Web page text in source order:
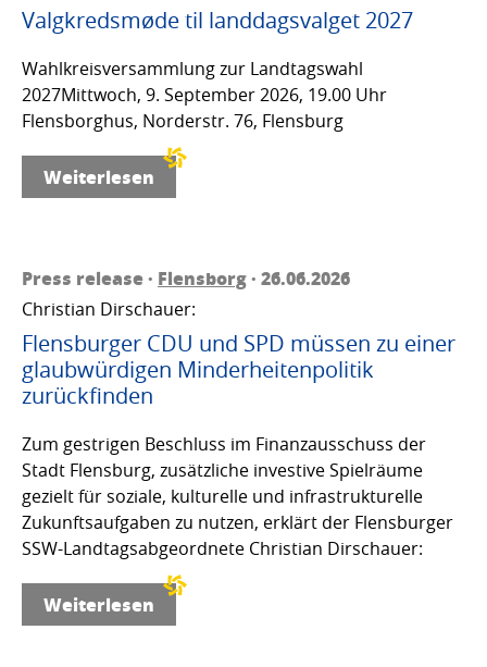
Valgkredsmøde til landdagsvalget 2027
Wahlkreisversammlung zur Landtagswahl
2027Mittwoch, 9. September 2026, 19.00 Uhr
Flensborghus, Norderstr. 76, Flensburg
Weiterlesen
Press release · Flensborg· 26.06.2026
Christian Dirschauer:
Flensburger CDU und SPD müssen zu einer
glaubwürdigen Minderheitenpolitik
zurückfinden
Zum gestrigen Beschluss im Finanzausschuss der
Stadt Flensburg, zusätzliche investive Spielräume
gezielt für soziale, kulturelle und infrastrukturelle
Zukunftsaufgaben zu nutzen, erklärt der Flensburger
SSW-Landtagsabgeordnete Christian Dirschauer:
Weiterlesen